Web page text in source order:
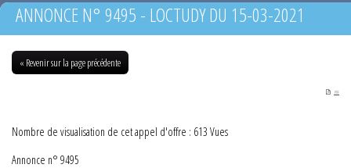
ANNONCE N° 9495 - LOCTUDY DU 15-03-2021
« Revenir sur la page précédente
PDF
Nombre de visualisation de cet appel d'offre : 613 Vues
Annonce n° 9495